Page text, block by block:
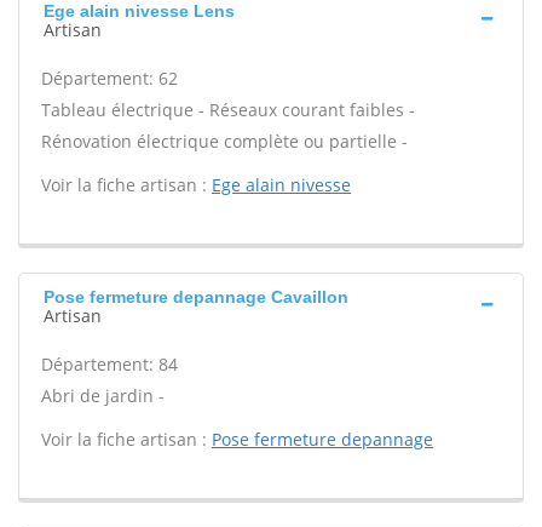
Ege alain nivesse Lens
Artisan
Département: 62
Tableau électrique - Réseaux courant faibles -
Rénovation électrique complète ou partielle -
Voir la fiche artisan : Ege alain nivesse
Pose fermeture depannage Cavaillon
Artisan
Département: 84
Abri de jardin -
Voir la fiche artisan : Pose fermeture depannage